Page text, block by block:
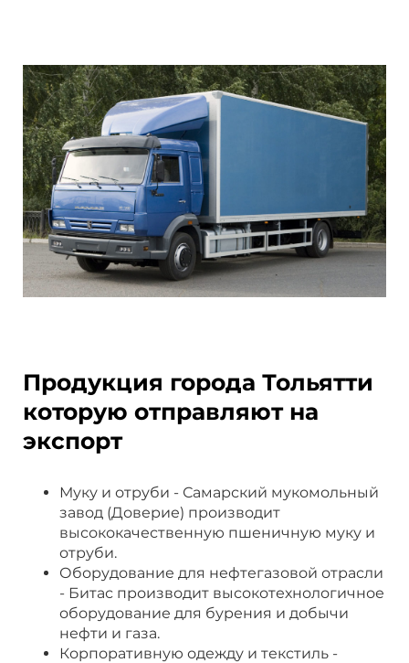
Продукция города Тольятти
которую отправляют на
экспорт
Муку и отруби - Самарский мукомольный
завод (Доверие) производит
высококачественную пшеничную муку и
отруби.
Оборудование для нефтегазовой отрасли
- Битас производит высокотехнологичное
оборудование для бурения и добычи
нефти и газа.
Корпоративную одежду и текстиль -